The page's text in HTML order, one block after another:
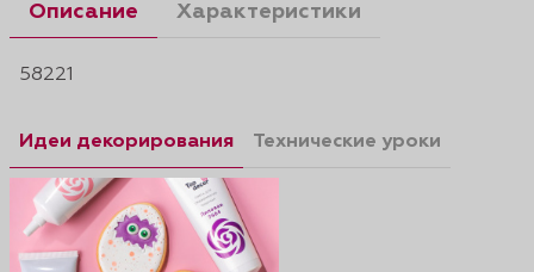
Описание Характеристики
58221
Идеи декорирования Технические уроки